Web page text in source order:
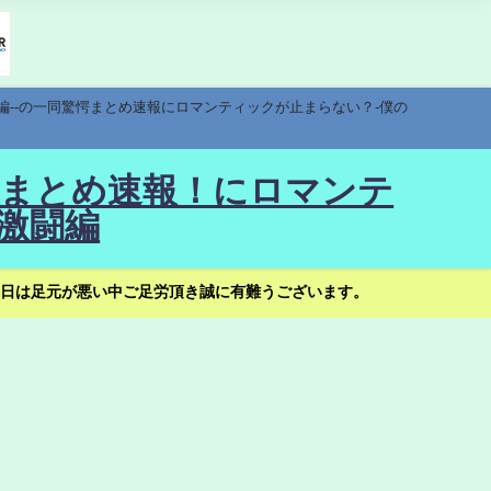
の一同驚愕まとめ速報にロマンティックが止まらない？-僕の
とめ速報！にロマンテ
闘編
足元が悪い中ご足労頂き誠に有難うございます。